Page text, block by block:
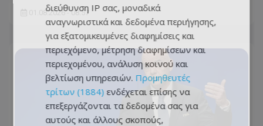
01.08.2026 - 08:57
διεύθυνση IP σας, μοναδικά
αναγνωριστικά και δεδομένα περιήγησης,
για εξατομικευμένες διαφημίσεις και
περιεχόμενο, μέτρηση διαφημίσεων και
περιεχομένου, ανάλυση κοινού και
βελτίωση υπηρεσιών. Προμηθευτές
τρίτων (1884) ενδέχεται επίσης να
επεξεργάζονται τα δεδομένα σας για
αυτούς και άλλους σκοπούς,